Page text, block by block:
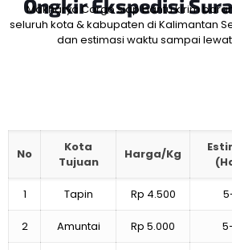
Ongkir Ekspedisi
Makharya Cargo siap bantu kirim
seluruh kota & kabupaten di Kalimantan
dan estimasi waktu sampai
No
Kota
Tujuan
Harga/Kg
1 Tapin Rp 4.500
2 Amuntai Rp 5.000